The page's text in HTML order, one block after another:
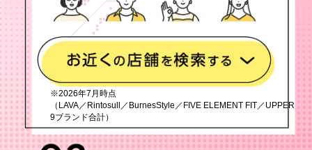
※2026年7月時点
（LAVA／Rintosull／BurnesStyle／FIVE ELEMENT FIT／UPPER
9ブランド合計）